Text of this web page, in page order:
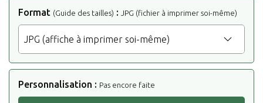
Format (Guide des tailles) : JPG (fichier à imprimer soi-même)
Personnalisation : Pas encore faite